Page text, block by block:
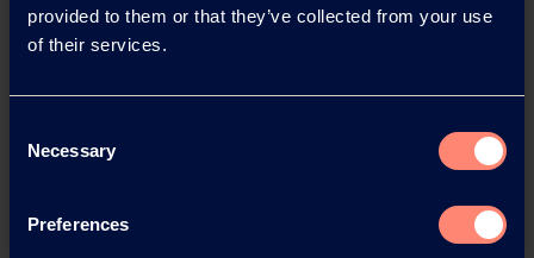
provided to them or that they’ve collected from your use
of their services.
Selection
Necessary
Preferences
You have questions about our